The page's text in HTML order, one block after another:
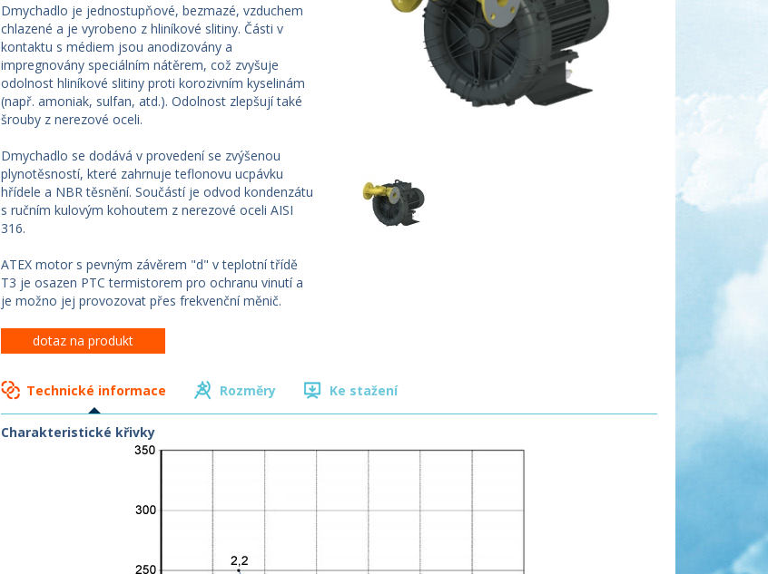
Dmychadlo je jednostupňové, bezmazé, vzduchem
chlazené a je vyrobeno z hliníkové slitiny. Části v
kontaktu s médiem jsou anodizovány a
impregnovány speciálním nátěrem, což zvyšuje
odolnost hliníkové slitiny proti korozivním kyselinám
(např. amoniak, sulfan, atd.). Odolnost zlepšují také
šrouby z nerezové oceli.
Dmychadlo se dodává v provedení se zvýšenou
plynotěsností, které zahrnuje teflonovu ucpávku
hřídele a NBR těsnění. Součástí je odvod kondenzátu
s ručním kulovým kohoutem z nerezové oceli AISI
316.
ATEX motor s pevným závěrem "d" v teplotní třídě
T3 je osazen PTC termistorem pro ochranu vinutí a
je možno jej provozovat přes frekvenční měnič.
dotaz na produkt
Technické informace Rozměry Ke stažení
Charakteristické křivky